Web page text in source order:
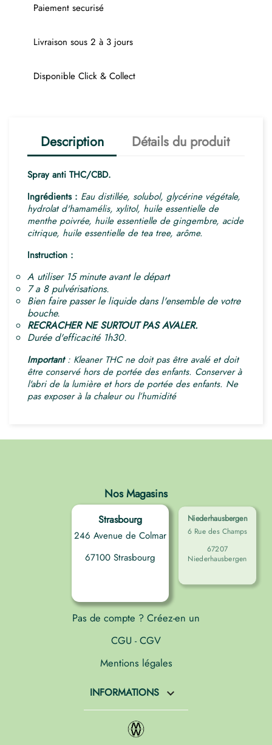
Paiement securisé
Livraison sous 2 à 3 jours
Disponible Click & Collect
Description Détails du produit
Spray anti THC/CBD.
Ingrédients : Eau distillée, solubol, glycérine végétale,
hydrolat d'hamamélis, xylitol, huile essentielle de
menthe poivrée, huile essentielle de gingembre, acide
citrique, huile essentielle de tea tree, arôme.
Instruction :
A utiliser 15 minute avant le départ
7 a 8 pulvérisations.
Bien faire passer le liquide dans l'ensemble de votre
bouche.
RECRACHER NE SURTOUT PAS AVALER.
Durée d'efficacité 1h30.
Important: Kleaner THC ne doit pas être avalé et doit
être conservé hors de portée des enfants. Conserver à
l'abri de la lumière et hors de portée des enfants. Ne
pas exposer à la chaleur ou l’humidité
Nos Magasins
Strasbourg
246 Avenue de Colmar
67100 Strasbourg
Niederhausbergen
6 Rue des Champs
67207
Niederhausbergen
Pas de compte ? Créez-en un
CGU - CGV
Mentions légales
INFORMATIONS 